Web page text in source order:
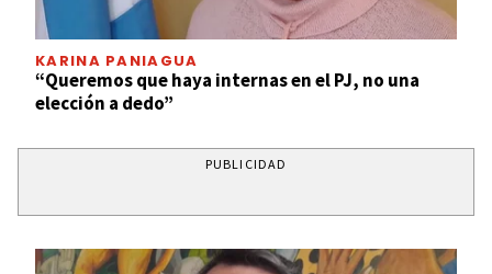
KARINA PANIAGUA
“Queremos que haya internas en el PJ, no una
elección a dedo”
PUBLICIDAD